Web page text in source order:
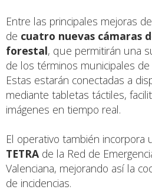
Entre las principales mejoras
de cuatro nuevas cámaras
forestal, que permitirán una
de los términos municipales de
Estas estarán conectadas a
mediante tabletas táctiles,
imágenes en tiempo real.
El operativo también incorpora
TETRA de la Red de
Valenciana, mejorando así la
de incidencias.